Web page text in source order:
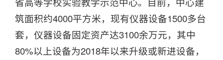
筑面积约4000平方米，现有仪器设备1500多台
套，仪器设备固定资产达3100余万元，其中
80%以上设备为2018年以来升级或新进设备，